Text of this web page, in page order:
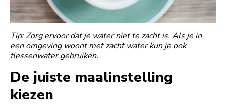
Tip: Zorg ervoor dat je water niet te zacht is. Als je in
een omgeving woont met zacht water kun je ook
flessenwater gebruiken.
De juiste maalinstelling
kiezen